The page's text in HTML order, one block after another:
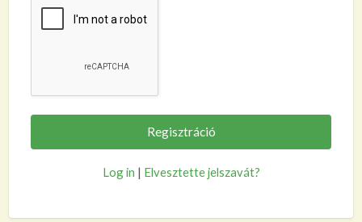
Log in | Elvesztette jelszavát?